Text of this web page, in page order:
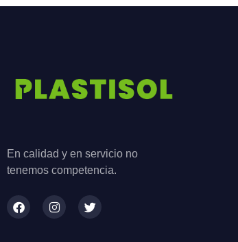
En calidad y en servicio no
tenemos competencia.